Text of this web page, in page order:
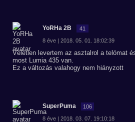
YoRHa 2B 41
8 éve | 2018. 05. 01. 18:02:39
Véletlen levertem az asztalrol a telómat
most Lumia 435 van.
Ez a változás valahogy nem hiányzott
SuperPuma 106
8 éve | 2018. 03. 07. 19:10:18